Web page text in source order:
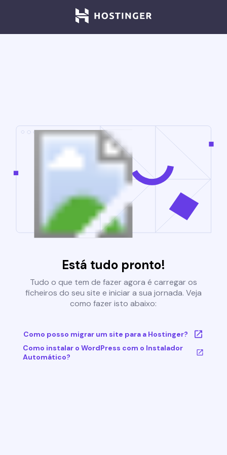
Está tudo pronto!
Tudo o que tem de fazer agora é carregar os
ficheiros do seu site e iniciar a sua jornada. Veja
como fazer isto abaixo:
Como posso migrar um site para a Hostinger?
Como instalar o WordPress com o Instalador
Automático?